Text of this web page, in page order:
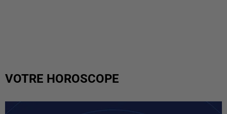
VOTRE HOROSCOPE